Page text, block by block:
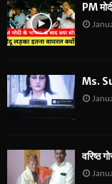
PM
Ms.
वरिष्ठ